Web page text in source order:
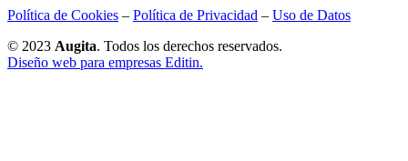
Política de Cookies – Política de Privacidad – Uso de Datos
© 2023 Augita. Todos los derechos reservados.
Diseño web para empresas Editin.